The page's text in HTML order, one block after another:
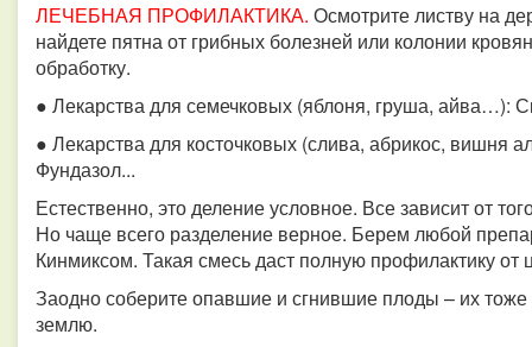
ЛЕЧЕБНАЯ ПРОФИЛАКТИКА. Осмотрите листву на
найдете пятна от грибных болезней или колонии
обработку.
● Лекарства для семечковых (яблоня, груша, айва…):
● Лекарства для косточковых (слива, абрикос, вишня
Фундазол...
Естественно, это деление условное. Все зависит от
Но чаще всего разделение верное. Берем любой
Кинмиксом. Такая смесь даст полную профилактику
Заодно соберите опавшие и сгнившие плоды – их тоже
землю.